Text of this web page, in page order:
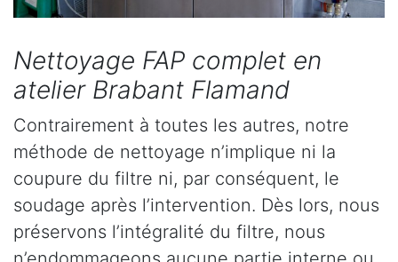
Nettoyage FAP complet en
atelier Brabant Flamand
Contrairement à toutes les autres, notre
méthode de nettoyage n’implique ni la
coupure du filtre ni, par conséquent, le
soudage après l’intervention. Dès lors, nous
préservons l’intégralité du filtre, nous